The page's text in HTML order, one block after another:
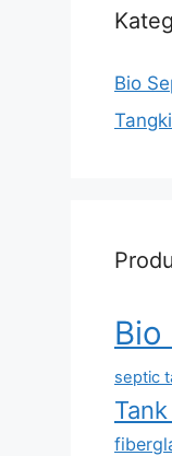
Bio
Bio
septic